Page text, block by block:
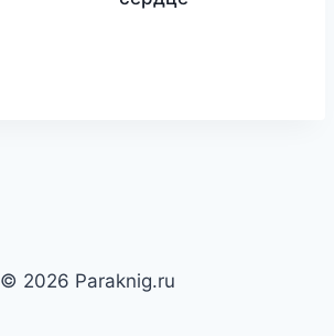
© 2026 Paraknig.ru